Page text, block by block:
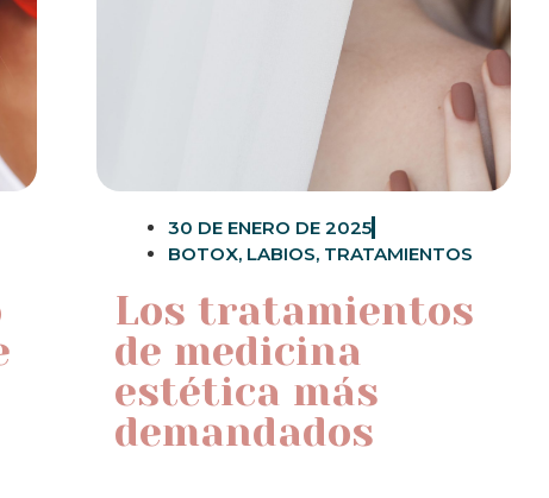
30 DE ENERO DE 2025
BOTOX, LABIOS, TRATAMIENTOS
Los tratamientos
de medicina
estética más
demandados